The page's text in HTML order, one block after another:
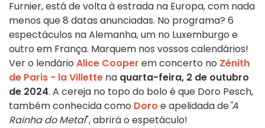
Furnier, está de volta à estrada na Europa, com nada
menos que 8 datas anunciadas. No programa? 6
espectáculos na Alemanha, um no Luxemburgo e
outro em França. Marquem nos vossos calendários!
Ver o lendário Alice Cooper em concerto no Zénith
de Paris - la Villette na quarta-feira, 2 de outubro
de 2024. A cereja no topo do bolo é que Doro Pesch,
também conhecida como Doro e apelidada de"A
Rainha do Metal", abrirá o espetáculo!